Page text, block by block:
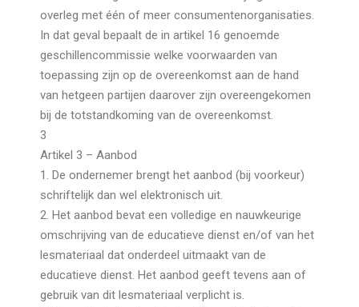
overleg met één of meer consumentenorganisaties.
In dat geval bepaalt de in artikel 16 genoemde
geschillencommissie welke voorwaarden van
toepassing zijn op de overeenkomst aan de hand
van hetgeen partijen daarover zijn overeengekomen
bij de totstandkoming van de overeenkomst.
3
Artikel 3 – Aanbod
1. De ondernemer brengt het aanbod (bij voorkeur)
schriftelijk dan wel elektronisch uit.
2. Het aanbod bevat een volledige en nauwkeurige
omschrijving van de educatieve dienst en/of van het
lesmateriaal dat onderdeel uitmaakt van de
educatieve dienst. Het aanbod geeft tevens aan of
gebruik van dit lesmateriaal verplicht is.